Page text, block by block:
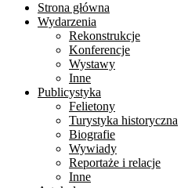
Strona główna
Wydarzenia
Rekonstrukcje
Konferencje
Wystawy
Inne
Publicystyka
Felietony
Turystyka historyczna
Biografie
Wywiady
Reportaże i relacje
Inne